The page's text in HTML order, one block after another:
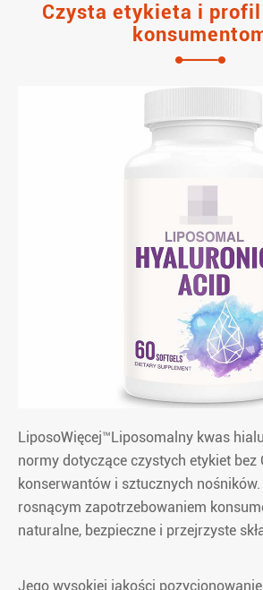
Czysta etykieta i
LiposoWięcej™Liposomalny kwas
normy dotyczące czystych etykiet bez
konserwantów i sztucznych
rosnącym zapotrzebowaniem
naturalne, bezpieczne i przejrzyste
Jego wysokiej jakości